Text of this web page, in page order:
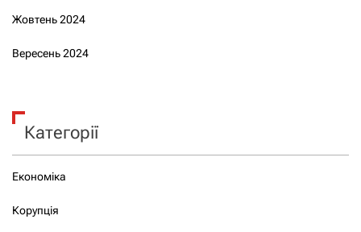
Жовтень 2024
Вересень 2024
Категорії
Економіка
Корупція